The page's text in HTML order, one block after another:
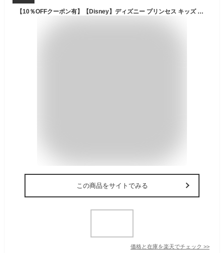
【10％OFFクーポン有】【Disney】ディズニー プリンセス キッズ 水着 女の子 子供 なりきり ワンピース アリエル アナと雪の女王 エルサ ラプンツェル 一体型 チュニック 水泳 スイムウェア プール UV対策 UPF50+ 100cm 110cm 120cm 130cm 幼稚園 おしゃれ
この商品をサイトでみる
価格と在庫を楽天でチェック >>